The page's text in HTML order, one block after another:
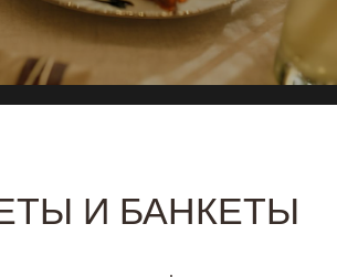
инфраструктура
развлекательных
воздухе
И БАНКЕТЫ